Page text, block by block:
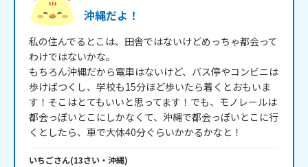
沖縄だよ！
私の住んでるとこは、田舎ではないけどめっちゃ都会って
わけではないかな。
もちろん沖縄だから電車はないけど、バス停やコンビニは
歩けばつくし、学校も15分ほど歩いたら着くとおもいま
す！そこはとてもいいと思ってます！でも、モノレールは
都会っぽいとこにしかなくて、沖縄で都会っぽいとこに行
くとしたら、車で大体40分ぐらいかかるかなと！
いちごさん(13さい・ 沖縄)